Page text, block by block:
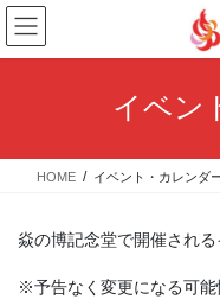
コ
ン
テ
ス
ナ
ビ
ゲ
ン
イベン
HOME イベント・カレンダ
焱の博記念堂で開催され
※予告なく変更になる可